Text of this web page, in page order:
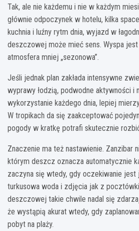
Tak, ale nie każdemu i nie w każdym
głównie odpoczynek w hotelu, kilka
kuchnia i luźny rytm dnia, wyjazd w
deszczowej może mieć sens. Wyspa
atmosfera mniej „sezonowa”.
Jeśli jednak plan zakłada intensywne
wyprawy łodzią, podwodne aktywności i
wykorzystanie każdego dnia, lepiej
W tropikach da się zaakceptować
pogody w kratkę potrafi skutecznie
Znaczenie ma też nastawienie. Zanzibar
którym deszcz oznacza automatycznie
zaczyna się wtedy, gdy oczekiwanie jest
turkusowa woda i zdjęcia jak z
deszczowej takie chwile nadal się
że wystąpią akurat wtedy, gdy
pobyt na plaży.